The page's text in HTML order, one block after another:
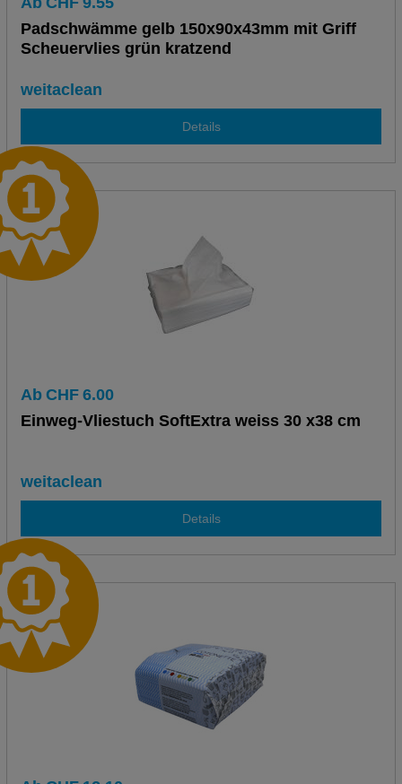
Padschwämme gelb 150x90x43mm mit Griff
Scheuervlies grün kratzend
weitaclean
Details
Ab CHF 6.00
Einweg-Vliestuch SoftExtra weiss 30 x38 cm
weitaclean
Details